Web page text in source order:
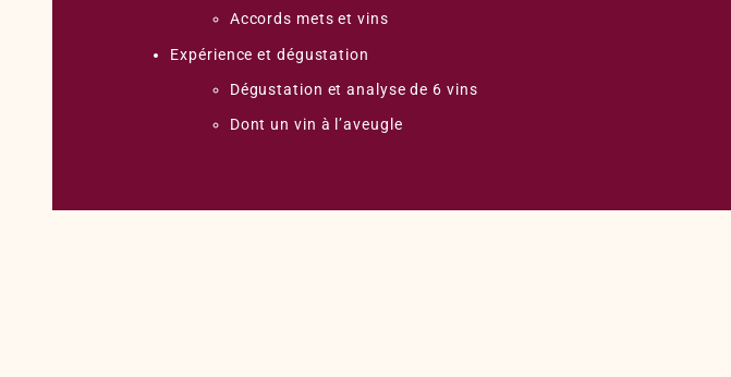
Accords mets et vins
Expérience et dégustation
Dégustation et analyse de 6 vins
Dont un vin à l’aveugle